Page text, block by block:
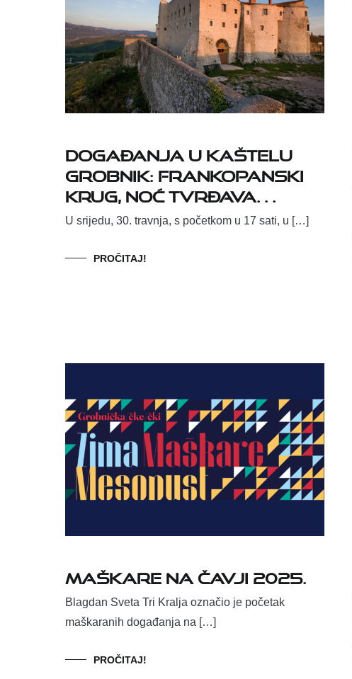
Događanja u Kaštelu
Grobnik: Frankopanski
krug, Noć tvrđava…
U srijedu, 30. travnja, s početkom u 17 sati, u […]
PROČITAJ!
Maškare na Čavji 2025.
Blagdan Sveta Tri Kralja označio je početak
maškaranih događanja na […]
PROČITAJ!